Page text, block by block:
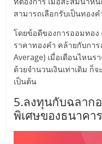
เปิด
ร้าน
ปรึกษา
ฟรี,
บริการ
สามารถเลือกรับเป็นทอง
โดยข้อดีของการออมทอง
ราคาทองคำ คล้ายกับกา
Average) เมื่อเดือนไหนร
ด้วยจำนวนเงินเท่าเดิม
เป็นต้น
5.ลงทุนกับฉลาก
พิเศษของธนาคาร